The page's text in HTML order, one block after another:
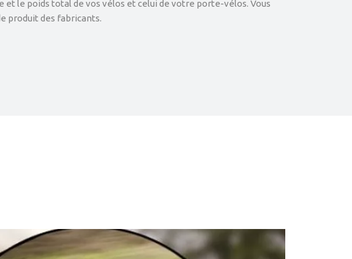
le poids total de vos vélos et celui de votre porte-vélos. Vous
produit des fabricants.